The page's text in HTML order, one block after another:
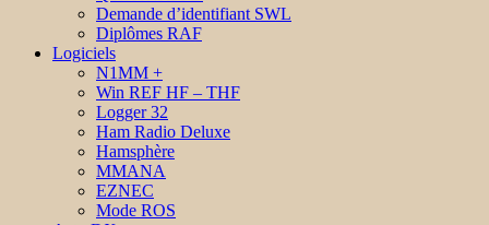
Demande d’identifiant SWL
Diplômes RAF
Logiciels
N1MM +
Win REF HF – THF
Logger 32
Ham Radio Deluxe
Hamsphère
MMANA
EZNEC
Mode ROS